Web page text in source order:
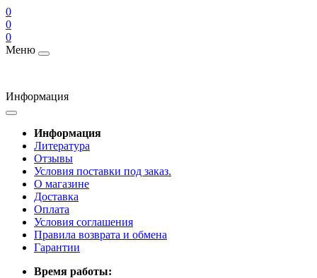
0
0
0
Меню
Информация
Информация
Литература
Отзывы
Условия поставки под заказ.
О магазине
Доставка
Оплата
Условия соглашения
Правила возврата и обмена
Гарантии
Время работы: